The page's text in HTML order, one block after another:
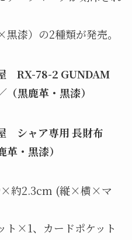
漆）の2種類が発売。
RX-78-2 GUNDAM
黒鹿革・黒漆）
シャア専用 長財布
革・黒漆）
約2.3cm (縦×横×マ
ト×1、カードポケット